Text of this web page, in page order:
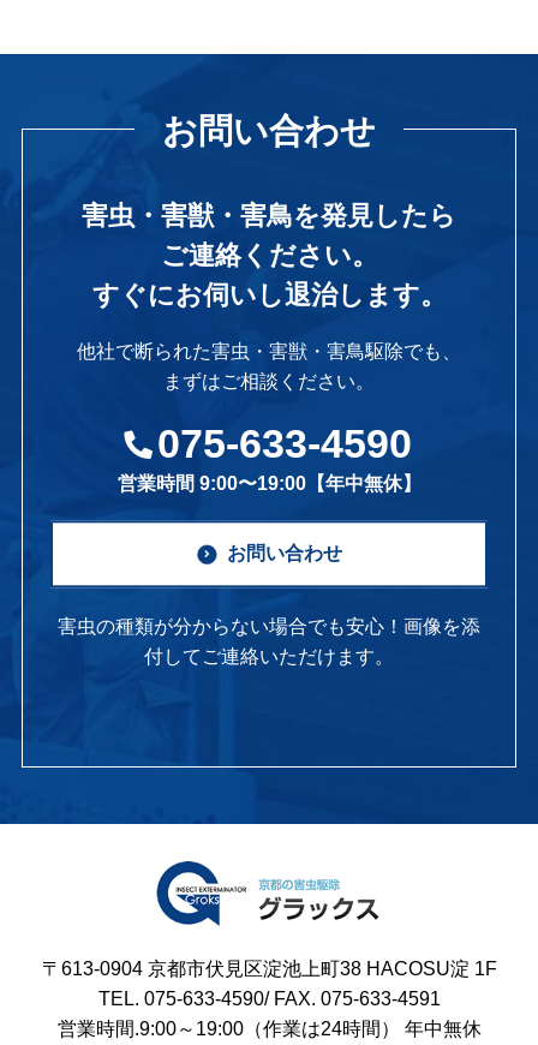
お問い合わせ
害虫・害獣・害鳥を発見したら
ご連絡ください。
すぐにお伺いし退治します。
他社で断られた害虫・害獣・害鳥駆除でも、
まずはご相談ください。
075-633-4590
営業時間 9:00〜19:00【年中無休】
お問い合わせ
害虫の種類が分からない場合でも安心！画像を添
付してご連絡いただけます。
〒613-0904 京都市伏見区淀池上町38 HACOSU淀 1F
TEL. 075-633-4590/ FAX. 075-633-4591
営業時間.9:00～19:00（作業は24時間） 年中無休